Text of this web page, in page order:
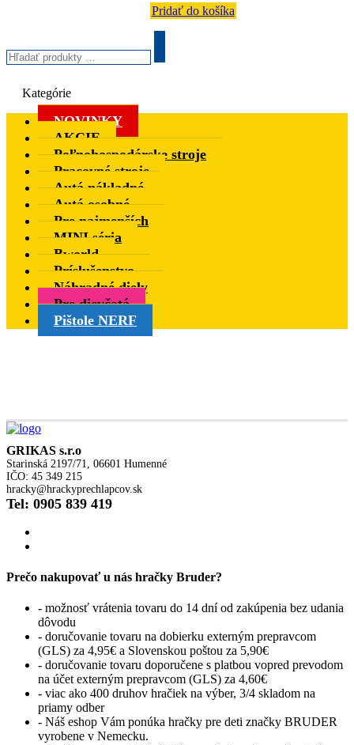
Pridať do košíka
produkty
…
Kategórie
NOVINKY
AKCIE
Poľnohospodárske stroje
Pracovné stroje
Autá nákladné
Autá osobné
Pre najmenších
MINI séria
Bworld
Príslušenstvo
Náhradné diely
Pre dievčatá
Pištole NERF
GRIKAS s.r.o
Starinská 2197/71, 06601 Humenné
IČO: 45 349 215
hracky@hrackyprechlapcov.sk
Tel: 0905 839 419
Prečo nakupovať u nás hračky Bruder?
- možnosť vrátenia tovaru do 14 dní od zakúpenia bez udania
dôvodu
- doručovanie tovaru na dobierku externým prepravcom
(GLS) za 4,95€ a Slovenskou poštou za 5,90€
- doručovanie tovaru doporučene s platbou vopred prevodom
na účet externým prepravcom (GLS) za 4,60€
- viac ako 400 druhov hračiek na výber, 3/4 skladom na
priamy odber
- Náš eshop Vám ponúka hračky pre deti značky BRUDER
vyrobene v Nemecku.